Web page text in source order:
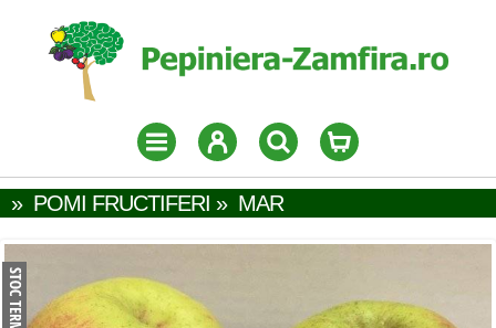
» POMI FRUCTIFERI » MAR